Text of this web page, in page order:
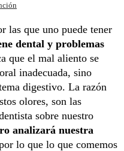
las que uno puede tener
dental y problemas
que el mal aliento se
inadecuada, sino
digestivo. La razón
olores, son las
sobre nuestro
analizará nuestra
lo que lo que comemos